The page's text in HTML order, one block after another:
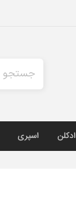
ادکلن اسپری